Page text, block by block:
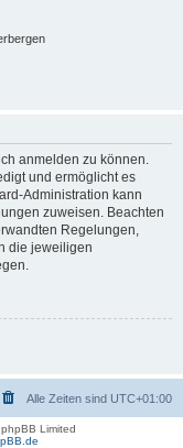
anmelden zu können.
und ermöglicht es
Administration kann
zuweisen. Beachten
Regelungen,
die jeweiligen
Alle Zeiten sind UTC+01:00
Limited